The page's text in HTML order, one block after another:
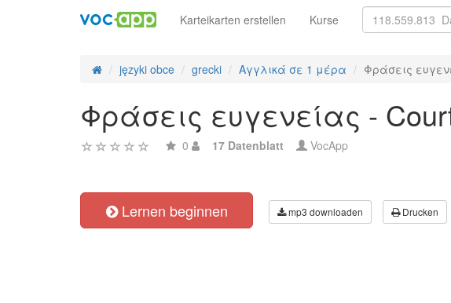
Karteikarten erstellen Kurse
języki obce grecki Αγγλικά σε 1 μέρα Φράσεις
Φράσεις ευγενείας -
0 17 Datenblatt VocApp
Lernen beginnen mp3 downloaden Drucken